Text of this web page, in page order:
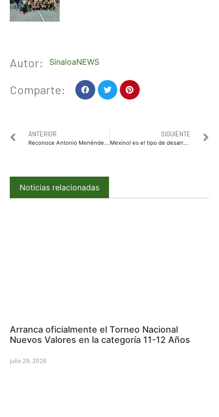
Autor: SinaloaNEWS
Comparte:
ANTERIOR
Reconoce Antonio Menéndez de Llano Bermúdez la invaluable labor del magisterio ahomense.
SIGUIENTE
Mexinol es el tipo de desarrollos que necesita Sinaloa: Gobernadora Yeraldine
Noticias relacionadas
Arranca oficialmente el Torneo Nacional
Nuevos Valores en la categoría 11-12 Años
julio 29, 2026